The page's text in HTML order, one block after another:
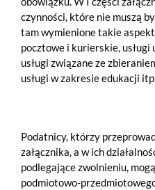
czynności, które nie muszą
tam wymienione takie
pocztowe i kurierskie, usługi
usługi związane ze
usługi w zakresie edukacji itp.
Podatnicy, którzy
załącznika, a w ich
podlegające zwolnieniu,
podmiotowo-